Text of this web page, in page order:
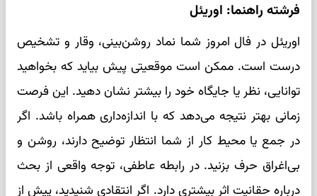
فرشته راهنما: اوریئل
اوریئل در فال امروز شما نماد روشن‌بینی، وقار و تشخیص
درست است. ممکن است موقعیتی پیش بیاید که بخواهید
توانایی، نظر یا جایگاه خود را بیشتر نشان دهید. این فرصت
زمانی بهتر نتیجه می‌دهد که با اندازه‌داری همراه باشد. اگر
در جمع یا محیط کار از شما انتظار توضیح دارند، روشن و
بی‌اغراق حرف بزنید. در رابطه عاطفی، توجه واقعی از بحث
درباره حقانیت اثر بیشتری دارد. اگر انتقادی شنیدید، پیش از